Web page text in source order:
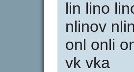
lin lino
nlinov
onl onli
vk vka